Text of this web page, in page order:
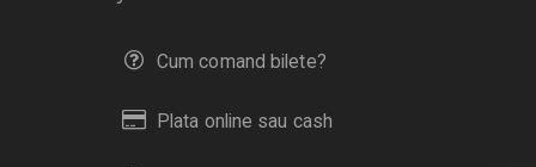
Cum comand bilete?
Plata online sau cash